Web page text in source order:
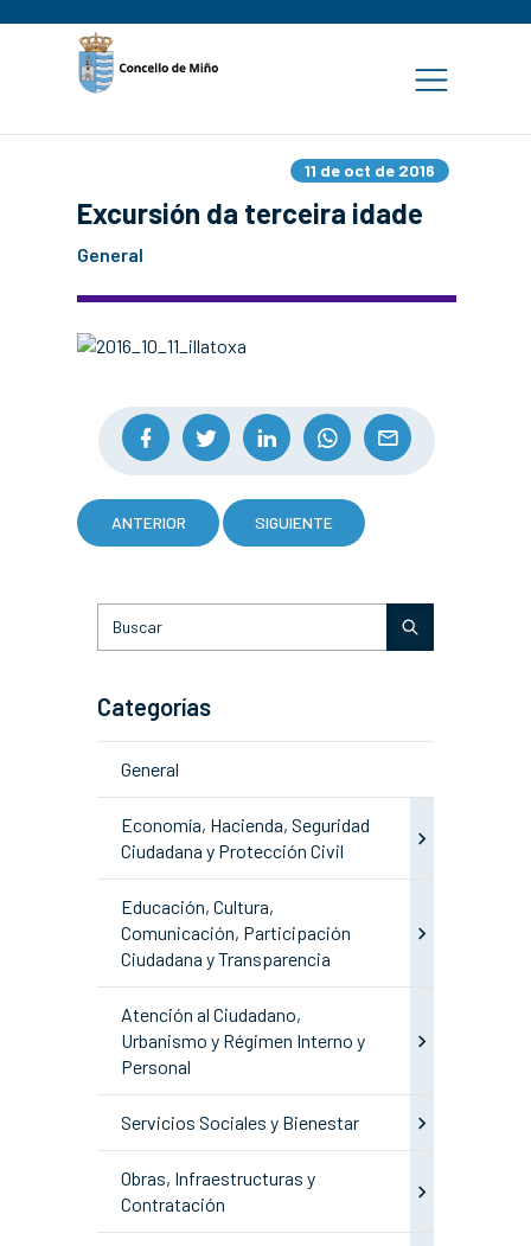
11 de oct de 2016
Excursión da terceira idade
General
ANTERIOR SIGUIENTE
Categorías
General
Economía, Hacienda, Seguridad
Ciudadana y Protección Civil
Educación, Cultura,
Comunicación, Participación
Ciudadana y Transparencia
Atención al Ciudadano,
Urbanismo y Régimen Interno y
Personal
Servicios Sociales y Bienestar
Obras, Infraestructuras y
Contratación